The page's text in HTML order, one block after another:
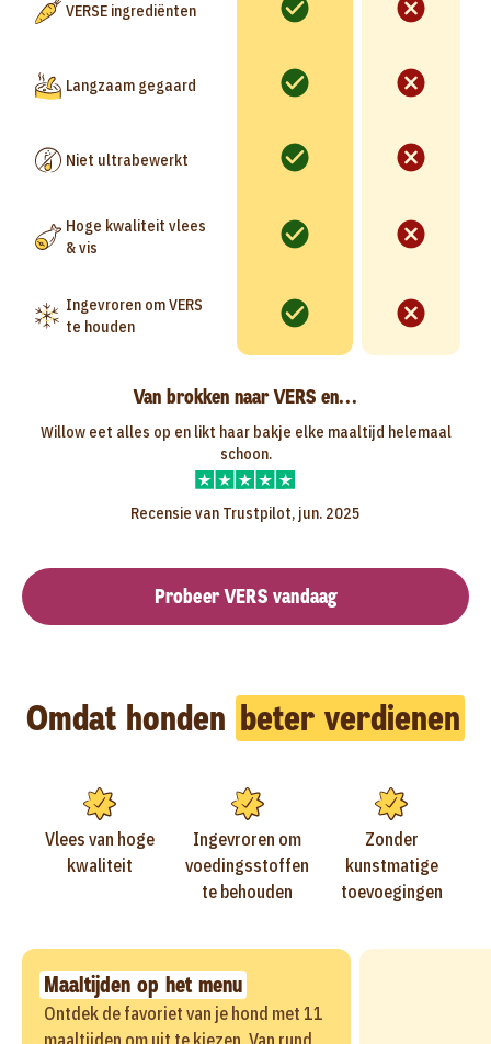
VERSE ingrediënten
Langzaam gegaard
Niet ultrabewerkt
Hoge kwaliteit vlees
& vis
Ingevroren om VERS
te houden
Van brokken naar VERS en...
Willow eet alles op en likt haar bakje elke maaltijd helemaal
schoon.
Recensie van Trustpilot, jun. 2025
Probeer VERS vandaag
Omdat honden beter verdienen
Vlees van hoge
kwaliteit
Ingevroren om
voedingsstoffen
te behouden
Zonder
kunstmatige
toevoegingen
Maaltijden op het menu
Ontdek de favoriet van je hond met 11
maaltijden om uit te kiezen. Van rund